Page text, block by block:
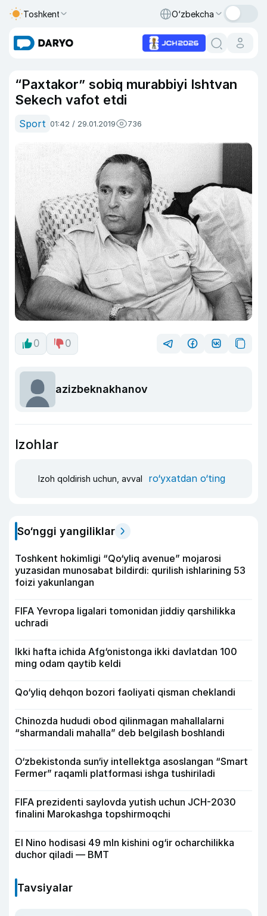
Toshkent O‘zbekcha
“Paxtakor” sobiq murabbiyi Ishtvan
Sekech vafot etdi
Sport 01:42 / 29.01.2019 736
0 0
azizbeknakhanov
Izohlar
Izoh qoldirish uchun, avval ro‘yxatdan o‘ting
So‘nggi yangiliklar
Toshkent hokimligi “Qo‘yliq avenue” mojarosi
yuzasidan munosabat bildirdi: qurilish ishlarining 53
foizi yakunlangan
FIFA Yevropa ligalari tomonidan jiddiy qarshilikka
uchradi
Ikki hafta ichida Afg‘onistonga ikki davlatdan 100
ming odam qaytib keldi
Qo‘yliq dehqon bozori faoliyati qisman cheklandi
Chinozda hududi obod qilinmagan mahallalarni
“sharmandali mahalla” deb belgilash boshlandi
O‘zbekistonda sun‘iy intellektga asoslangan “Smart
Fermer” raqamli platformasi ishga tushiriladi
FIFA prezidenti saylovda yutish uchun JCH-2030
finalini Marokashga topshirmoqchi
El Nino hodisasi 49 mln kishini og‘ir ocharchilikka
duchor qiladi — BMT
Tavsiyalar